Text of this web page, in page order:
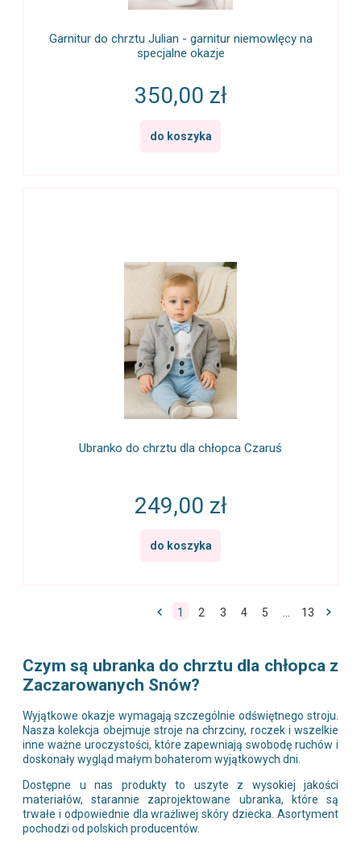
Garnitur do chrztu Julian - garnitur niemowlęcy na
specjalne okazje
350,00 zł
do koszyka
Ubranko do chrztu dla chłopca Czaruś
249,00 zł
do koszyka
1 2 3 4 5 ... 13
Czym są ubranka do chrztu dla chłopca z
Zaczarowanych Snów?
Wyjątkowe okazje wymagają szczególnie odświętnego stroju.
Nasza kolekcja obejmuje stroje na chrzciny, roczek i wszelkie
inne ważne uroczystości, które zapewniają swobodę ruchów i
doskonały wygląd małym bohaterom wyjątkowych dni.
Dostępne u nas produkty to uszyte z wysokiej jakości
materiałów, starannie zaprojektowane ubranka, które są
trwałe i odpowiednie dla wrażliwej skóry dziecka. Asortyment
pochodzi od polskich producentów.